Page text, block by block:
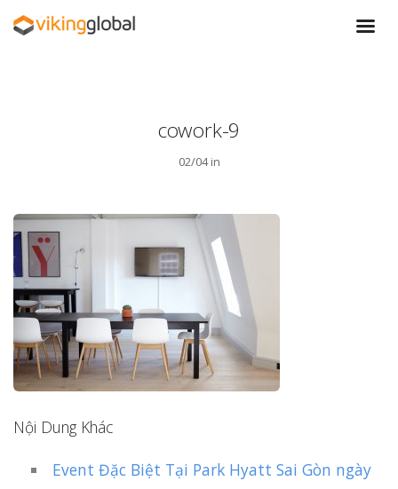
cowork-9
02/04 in
Nội Dung Khác
Event Đặc Biệt Tại Park Hyatt Sai Gòn ngày